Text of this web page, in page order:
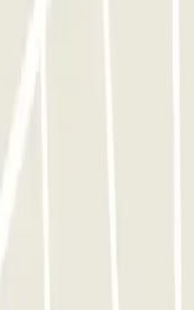
y entérate
muchas